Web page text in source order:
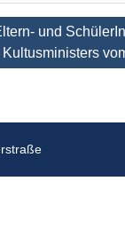
und
Kultusministers